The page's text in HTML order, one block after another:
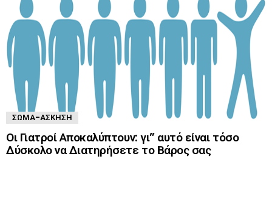
ΣΏΜΑ-ΆΣΚΗΣΗ
Οι Γιατροί Αποκαλύπτουν: γι” αυτό είναι τόσο
Δύσκολο να Διατηρήσετε το Βάρος σας